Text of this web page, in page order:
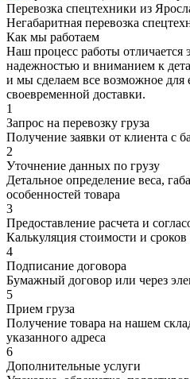
Перевозка спецтехники из
Негабаритная перевозка
Как мы работаем
Наш процесс работы отличается
надежностью и вниманием к
и мы сделаем все возможное для
своевременной доставки.
1
Запрос на перевозку груза
Получение заявки от клиента с
2
Уточнение данных по грузу
Детальное определение веса,
особенностей товара
3
Предоставление расчета и
Калькуляция стоимости и
4
Подписание договора
Бумажный договор или через
5
Прием груза
Получение товара на нашем
указанного адреса
6
Дополнительные услуги